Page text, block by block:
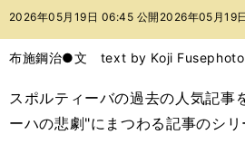
バ
2026年05月19日 06:45 公開 2026年05月19
布施鋼治●文 text by Koji Fuse
スポルティーバの過去の人気記事
ーハの悲劇"にまつわる記事のシリ